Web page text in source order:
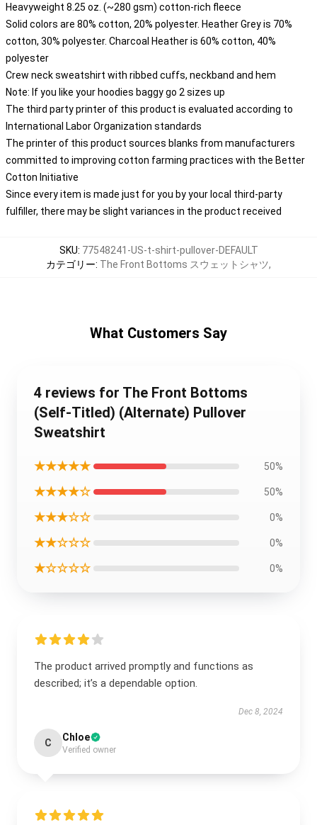
Heavyweight 8.25 oz. (~280 gsm) cotton-rich fleece
Solid colors are 80% cotton, 20% polyester. Heather Grey is 70%
cotton, 30% polyester. Charcoal Heather is 60% cotton, 40%
polyester
Crew neck sweatshirt with ribbed cuffs, neckband and hem
Note: If you like your hoodies baggy go 2 sizes up
The third party printer of this product is evaluated according to
International Labor Organization standards
The printer of this product sources blanks from manufacturers
committed to improving cotton farming practices with the Better
Cotton Initiative
Since every item is made just for you by your local third-party
fulfiller, there may be slight variances in the product received
SKU: 77548241-US-t-shirt-pullover-DEFAULT
カテゴリー: The Front Bottoms スウェットシャツ,
What Customers Say
4 reviews for The Front Bottoms
(Self-Titled) (Alternate) Pullover
Sweatshirt
★★★★★ 50%
★★★★☆ 50%
★★★☆☆ 0%
★★☆☆☆ 0%
★☆☆☆☆ 0%
The product arrived promptly and functions as
described; it’s a dependable option.
Dec 8, 2024
C Chloe
Verified owner